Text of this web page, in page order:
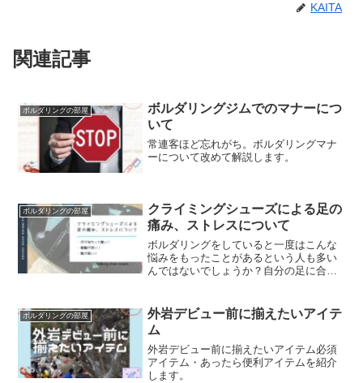
KAITA
関連記事
ボルダリングの部屋
ボルダリングジムでのマナーにつ
いて
常連客ほど忘れがち。ボルダリングマナ
ーについて改めて解説します。
ボルダリングの部屋
クライミングシューズによる足の
痛み、ストレスについて
ボルダリングをしていると一度はこんな
悩みをもったことがあるという人も多い
んではないでしょうか？自分の足に合っ
っている方に向けて、筆者も経験したク
ライミングシューズのストレス、痛みを
どうやって解決したのか本記事で書いて
います。
ボルダリングの部屋
外岩デビュー前に揃えたいアイテ
ム
外岩デビュー前に揃えたいアイテム必須
アイテム・あったら便利アイテムを紹介
します。